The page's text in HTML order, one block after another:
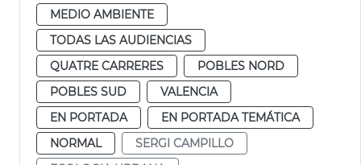
MEDIO AMBIENTE
TODAS LAS AUDIENCIAS
QUATRE CARRERES
POBLES NORD
POBLES SUD
VALENCIA
EN PORTADA
EN PORTADA TEMÁTICA
NORMAL
SERGI CAMPILLO